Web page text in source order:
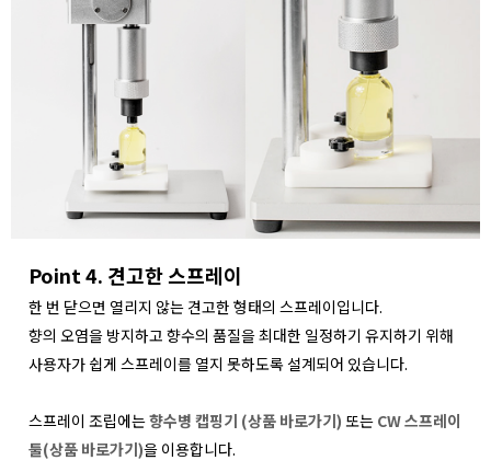
Point 4. 견고한 스프레이
한 번 닫으면 열리지 않는 견고한 형태의 스프레이입니다.
향의 오염을 방지하고 향수의 품질을 최대한 일정하기 유지하기 위해
사용자가 쉽게 스프레이를 열지 못하도록 설계되어 있습니다.
스프레이 조립에는향수병 캡핑기 (상품 바로가기) 또는 CW 스프레이
툴(상품 바로가기)을 이용합니다.